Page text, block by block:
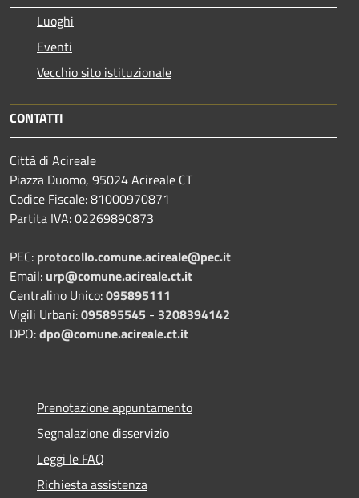
Luoghi
Eventi
Vecchio sito istituzionale
CONTATTI
Città di Acireale
Piazza Duomo, 95024 Acireale CT
Codice Fiscale: 81000970871
Partita IVA: 02269890873
PEC: protocollo.comune.acireale@pec.it
Email: urp@comune.acireale.ct.it
Centralino Unico:095895111
Vigili Urbani:095895545 - 3208394142
DPO:dpo@comune.acireale.ct.it
Prenotazione appuntamento
Segnalazione disservizio
Leggi le FAQ
Richiesta assistenza